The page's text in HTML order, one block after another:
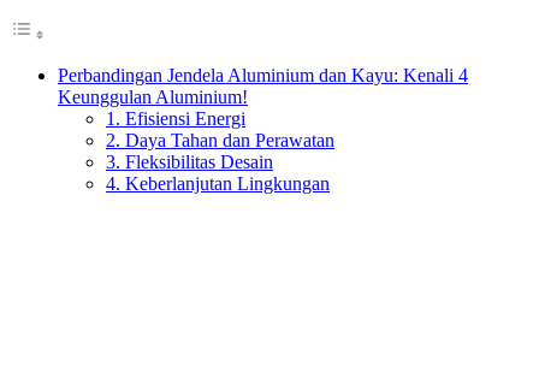
Perbandingan Jendela Aluminium dan Kayu: Kenali 4
Keunggulan Aluminium!
1. Efisiensi Energi
2. Daya Tahan dan Perawatan
3. Fleksibilitas Desain
4. Keberlanjutan Lingkungan